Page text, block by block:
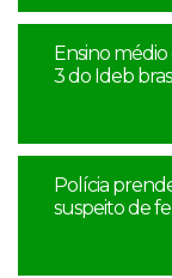
Ensino
3 do Ideb
Polícia
suspeito de